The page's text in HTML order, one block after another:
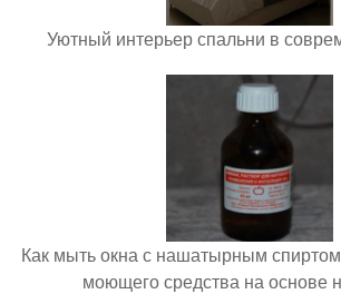
Уютный интерьер спальни в
Как мыть окна с нашатырным
моющего средства на основе